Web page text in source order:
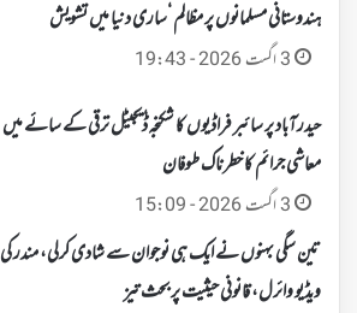
ہندوستانی مسلمانوں پر مظالم ‘ساری دنیا میں تشویش
3 اگست 2026 - 19:43
حیدرآباد پر سائبر فراڈیوں کا شکنجہ‘ ڈیجیٹل ترقی کے سائے میں
معاشی جرائم کا خطرناک طوفان
3 اگست 2026 - 15:09
تین سگی بہنوں نے ایک ہی نوجوان سے شادی کرلی، مندر کی
ویڈیو وائرل، قانونی حیثیت پر بحث تیز